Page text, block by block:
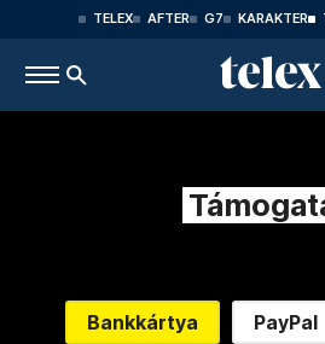
TELEX AFTER G7 KARAKTER
Bankkártya PayPal